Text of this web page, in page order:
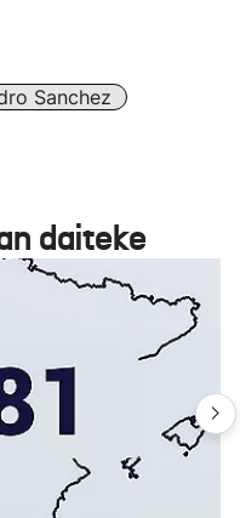
Sanchez
daiteke